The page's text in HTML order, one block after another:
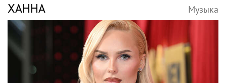
ХАННА Музыка